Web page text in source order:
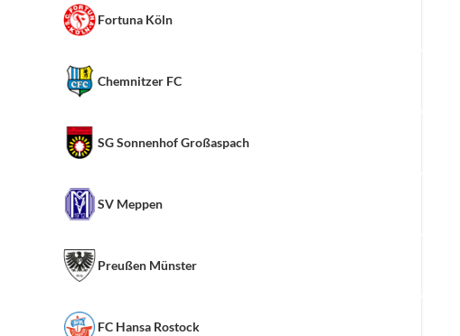
Fortuna Köln
Chemnitzer FC
SG Sonnenhof Großaspach
SV Meppen
Preußen Münster
FC Hansa Rostock